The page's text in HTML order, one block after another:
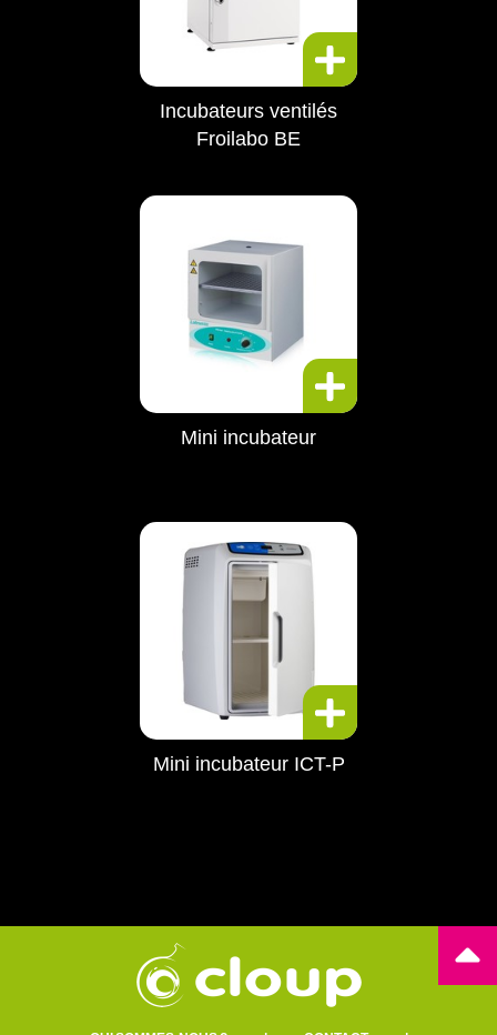
Incubateurs ventilés
Froilabo BE
Mini incubateur
Mini incubateur ICT-P